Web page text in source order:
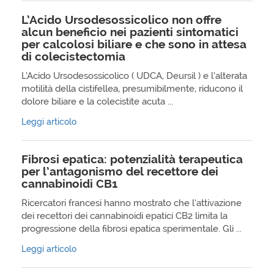
L’Acido Ursodesossicolico non offre
alcun beneficio nei pazienti sintomatici
per calcolosi biliare e che sono in attesa
di colecistectomia
L’Acido Ursodesossicolico ( UDCA, Deursil ) e l’alterata
motilità della cistifellea, presumibilmente, riducono il
dolore biliare e la colecistite acuta ...
Leggi articolo
Fibrosi epatica: potenzialità terapeutica
per l’antagonismo del recettore dei
cannabinoidi CB1
Ricercatori francesi hanno mostrato che l’attivazione
dei recettori dei cannabinoidi epatici CB2 limita la
progressione della fibrosi epatica sperimentale. Gli ...
Leggi articolo